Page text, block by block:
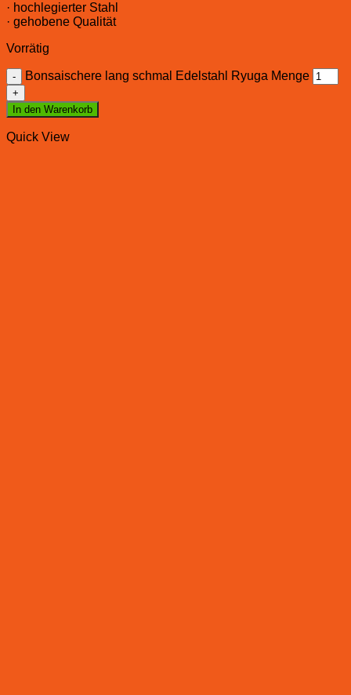
· hochlegierter Stahl
· gehobene Qualität
Vorrätig
Bonsaischere lang schmal Edelstahl Ryuga Menge
In den Warenkorb
Quick View